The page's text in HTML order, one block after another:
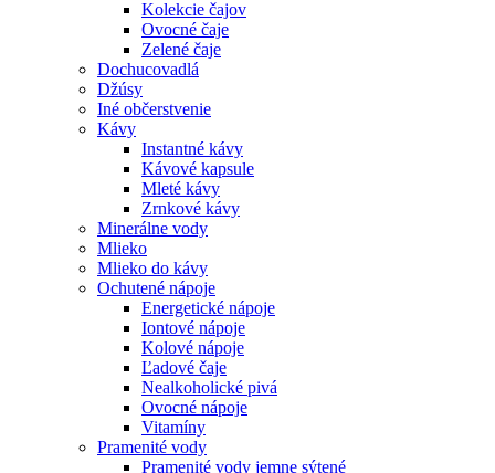
Kolekcie čajov
Ovocné čaje
Zelené čaje
Dochucovadlá
Džúsy
Iné občerstvenie
Kávy
Instantné kávy
Kávové kapsule
Mleté kávy
Zrnkové kávy
Minerálne vody
Mlieko
Mlieko do kávy
Ochutené nápoje
Energetické nápoje
Iontové nápoje
Kolové nápoje
Ľadové čaje
Nealkoholické pivá
Ovocné nápoje
Vitamíny
Pramenité vody
Pramenité vody jemne sýtené